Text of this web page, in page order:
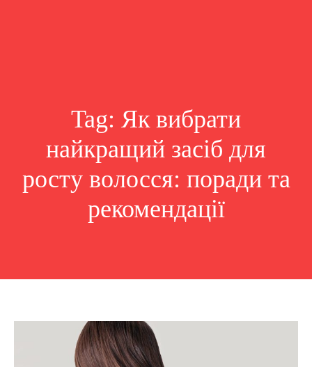
Tag: Як вибрати
найкращий засіб для
росту волосся: поради та
рекомендації